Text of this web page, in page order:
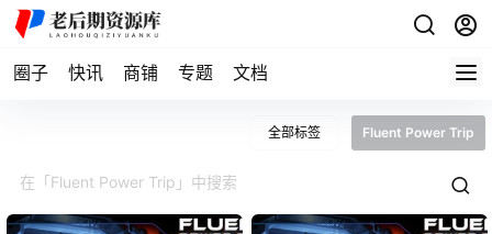
圈子 快讯 商铺 专题 文档
全部标签 Fluent Power Trip